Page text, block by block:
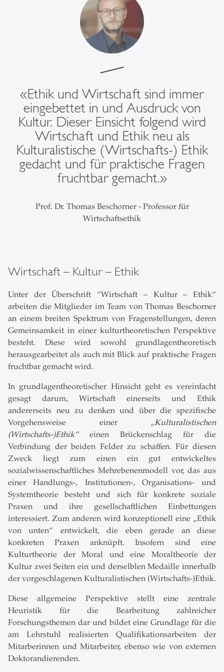
«Ethik und Wirtschaft sind immer
eingebettet in und Ausdruck von
Kultur. Dieser Einsicht folgend wird
Wirtschaft und Ethik neu als
Kulturalistische (Wirtschafts-) Ethik
gedacht und für praktische Fragen
fruchtbar gemacht.»
Prof. Dr. Thomas Beschorner - Professor für
Wirtschaftsethik
Wirtschaft – Kultur – Ethik
Unter der Überschrift “Wirtschaft – Kultur – Ethik“
arbeiten die Mitglieder im Team von Thomas Beschorner
an einem breiten Spektrum von Fragenstellungen, deren
Gemeinsamkeit in einer kulturtheoretischen Perspektive
besteht. Diese wird sowohl grundlagentheoretisch
herausgearbeitet als auch mit Blick auf praktische Fragen
fruchtbar gemacht wird.
In grundlagentheoretischer Hinsicht geht es vereinfacht
gesagt darum, Wirtschaft einerseits und Ethik
andererseits neu zu denken und über die spezifische
Vorgehensweise einer „Kulturalistischen
(Wirtschafts-)Ethik“einen Brückenschlag für die
Verbindung der beiden Felder zu schaffen. Für diesen
Zweck liegt zum einen ein gut entwickeltes
sozialwissenschaftliches Mehrebenenmodell vor, das aus
einer Handlungs-, Institutionen-, Organisations- und
Systemtheorie besteht und sich für konkrete soziale
Praxen und ihre gesellschaftlichen Einbettungen
interessiert. Zum anderen wird konzeptionell eine „Ethik
von unten“ entwickelt, die eben gerade an diese
konkreten Praxen anknüpft. Insofern sind eine
Kulturtheorie der Moral und eine Moraltheorie der
Kultur zwei Seiten ein und derselblen Medaille innerhalb
der vorgeschlagenen Kulturalistischen (Wirtschafts-)Ethik.
Diese allgemeine Perspektive stellt eine zentrale
Heuristik für die Bearbeitung zahlreicher
Forschungsthemen dar und bildet eine Grundlage für die
am Lehrstuhl realisierten Qualifikationsarbeiten der
Mitarberinnen und Mitarbeiter, ebenso wie von externen
Doktorandierenden.